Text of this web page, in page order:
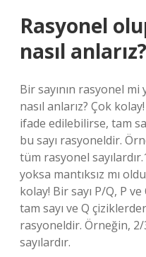
Rasyonel
nasıl anlarız?
Bir sayının rasyonel mi
nasıl anlarız? Çok
ifade edilebilirse, tam
bu sayı rasyoneldir.
tüm rasyonel
yoksa mantıksız mı
kolay! Bir sayı P/Q, P
tam sayı ve Q
rasyoneldir. Örneğin,
sayılardır.